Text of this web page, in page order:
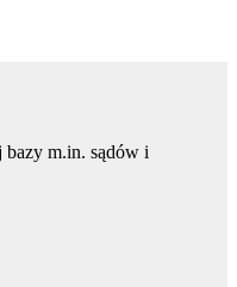
bazy m.in. sądów i